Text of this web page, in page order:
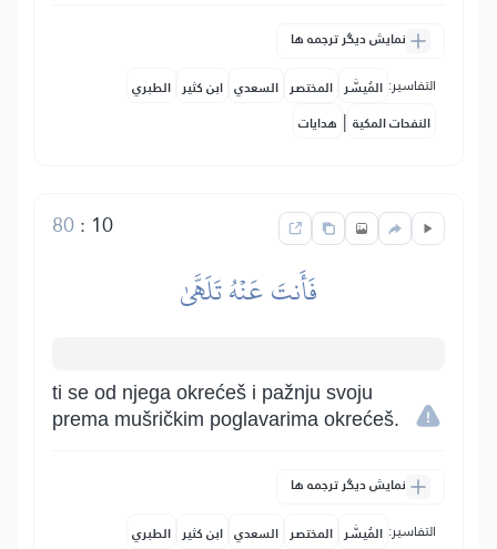
نمایش دیگر ترجمه ها
التفاسير: المُيسَّر المختصر السعدي ابن كثير الطبري
النفحات المكية | هدايات
10
:
80
فَأَنتَ عَنۡهُ تَلَهَّىٰ
ti se od njega okrećeš i pažnju svoju
prema mušričkim poglavarima okrećeš.
نمایش دیگر ترجمه ها
التفاسير: المُيسَّر المختصر السعدي ابن كثير الطبري